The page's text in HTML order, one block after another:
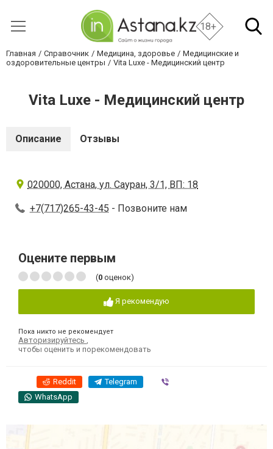
18+
Главная Справочник Медицина, здоровье
Медицинские и
оздоровительные центры
Vita Luxe - Медицинский центр
Vita Luxe - Медицинский центр
Описание Отзывы
020000, Астана, ул. Сауран, 3/1, ВП: 18
+7(717)265-43-45 - Позвоните нам
Оцените первым
(0 оценок)
Я рекомендую
Пока никто не рекомендует
Авторизируйтесь
чтобы оценить и порекомендовать
Reddit Telegram
WhatsApp